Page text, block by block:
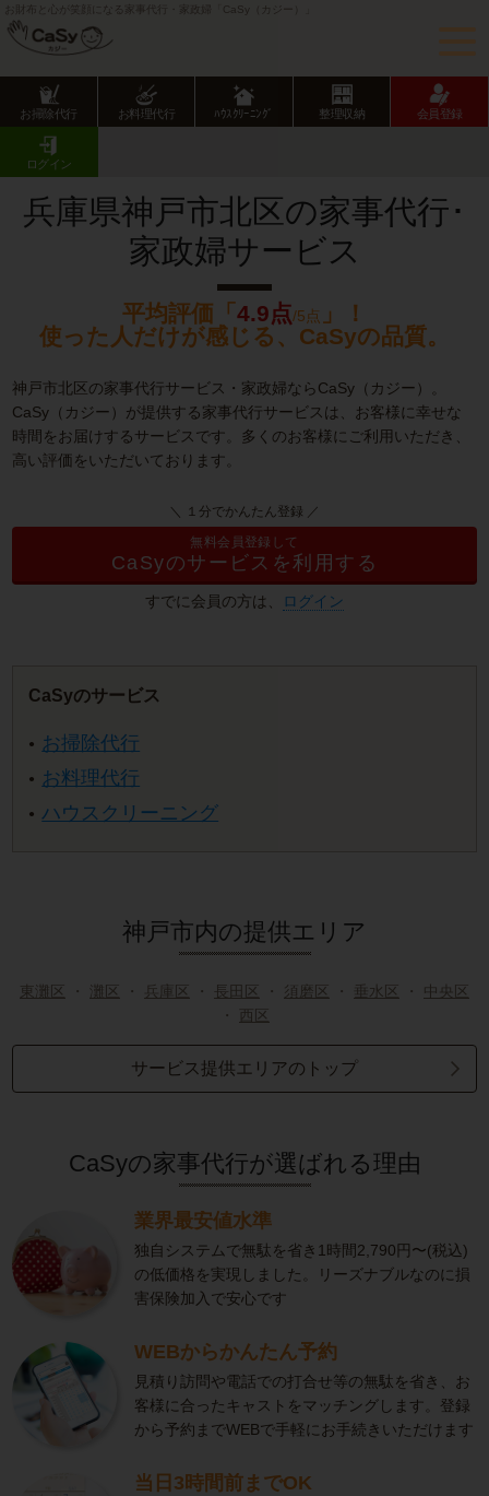
お財布と心が笑顔になる家事代行・家政婦「CaSy（カジー）」
お掃除代行 お料理代行 ﾊｳｽｸﾘｰﾆﾝｸﾞ 整理収納 会員登録
ログイン
CaSy TOP
北区の家事代行･家政婦サービス
兵庫県神戸市北区の家事代行･
家政婦サービス
平均評価「 4.9点/5点
」！
使った人だけが感じる、CaSyの品質。
神戸市北区の家事代行サービス・家政婦ならCaSy（カジー）。
CaSy（カジー）が提供する家事代行サービスは、お客様に幸せな
時間をお届けするサービスです。多くのお客様にご利用いただき、
高い評価をいただいております。
＼ １分でかんたん登録 ／
無料会員登録して
CaSyのサービスを利用する
すでに会員の方は、 ログイン
CaSyのサービス
お掃除代行
お料理代行
ハウスクリーニング
神戸市内の提供エリア
東灘区 ・ 灘区 ・ 兵庫区 ・ 長田区 ・ 須磨区 ・ 垂水区 ・ 中央区
・
西区
サービス提供エリアのトップ
CaSyの家事代行が選ばれる理由
業界最安値水準
独自システムで無駄を省き1時間2,790円〜(税込)
の低価格を実現しました。リーズナブルなのに損
害保険加入で安心です
WEBからかんたん予約
見積り訪問や電話での打合せ等の無駄を省き、お
客様に合ったキャストをマッチングします。登録
から予約までWEBで手軽にお手続きいただけます
当日3時間前までOK